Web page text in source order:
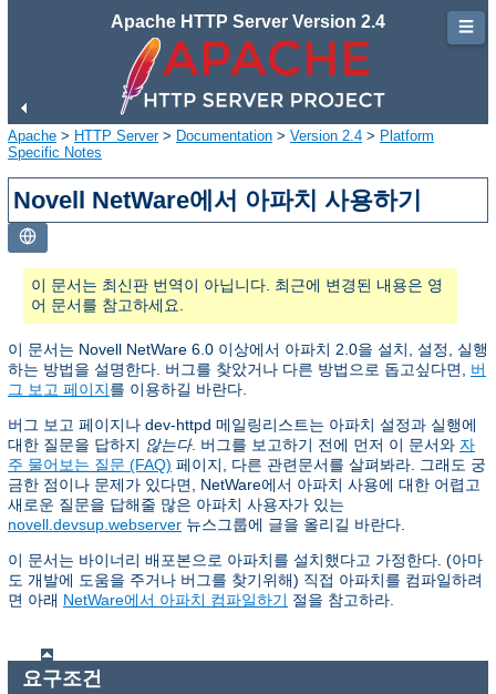
Apache HTTP Server Version 2.4
Apache > HTTP Server> Documentation > Version 2.4 > Platform
Specific Notes
Novell NetWare에서 아파치 사용하기
이 문서는 최신판 번역이 아닙니다. 최근에 변경된 내용은 영
어 문서를 참고하세요.
이 문서는 Novell NetWare 6.0 이상에서 아파치 2.0을 설치, 설정, 실행
하는 방법을 설명한다. 버그를 찾았거나 다른 방법으로 돕고싶다면, 버
그 보고 페이지를 이용하길 바란다.
버그 보고 페이지나 dev-httpd 메일링리스트는 아파치 설정과 실행에
대한 질문을 답하지 않는다. 버그를 보고하기 전에 먼저 이 문서와 자
주 물어보는 질문 (FAQ) 페이지, 다른 관련문서를 살펴봐라. 그래도 궁
금한 점이나 문제가 있다면, NetWare에서 아파치 사용에 대한 어렵고
새로운 질문을 답해줄 많은 아파치 사용자가 있는
novell.devsup.webserver 뉴스그룹에 글을 올리길 바란다.
이 문서는 바이너리 배포본으로 아파치를 설치했다고 가정한다. (아마
도 개발에 도움을 주거나 버그를 찾기위해) 직접 아파치를 컴파일하려
면 아래 NetWare에서 아파치 컴파일하기 절을 참고하라.
요구조건
☰